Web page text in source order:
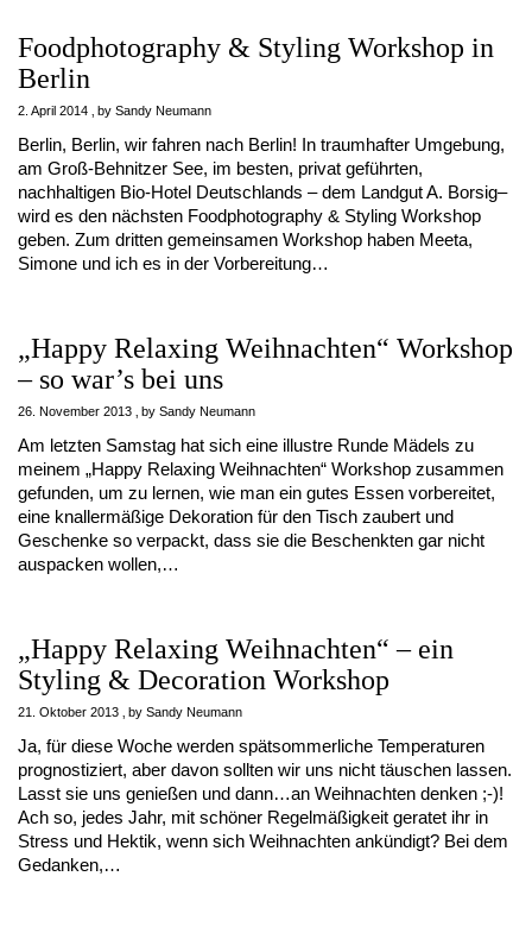
Foodphotography & Styling Workshop in
Berlin
2. April 2014 by Sandy Neumann
Berlin, Berlin, wir fahren nach Berlin! In traumhafter Umgebung,
am Groß-Behnitzer See, im besten, privat geführten,
nachhaltigen Bio-Hotel Deutschlands – dem Landgut A. Borsig–
wird es den nächsten Foodphotography & Styling Workshop
geben. Zum dritten gemeinsamen Workshop haben Meeta,
Simone und ich es in der Vorbereitung…
„Happy Relaxing Weihnachten“ Workshop
– so war’s bei uns
26. November 2013 by Sandy Neumann
Am letzten Samstag hat sich eine illustre Runde Mädels zu
meinem „Happy Relaxing Weihnachten“ Workshop zusammen
gefunden, um zu lernen, wie man ein gutes Essen vorbereitet,
eine knallermäßige Dekoration für den Tisch zaubert und
Geschenke so verpackt, dass sie die Beschenkten gar nicht
auspacken wollen,…
„Happy Relaxing Weihnachten“ – ein
Styling & Decoration Workshop
21. Oktober 2013 by Sandy Neumann
Ja, für diese Woche werden spätsommerliche Temperaturen
prognostiziert, aber davon sollten wir uns nicht täuschen lassen.
Lasst sie uns genießen und dann…an Weihnachten denken ;-)!
Ach so, jedes Jahr, mit schöner Regelmäßigkeit geratet ihr in
Stress und Hektik, wenn sich Weihnachten ankündigt? Bei dem
Gedanken,…